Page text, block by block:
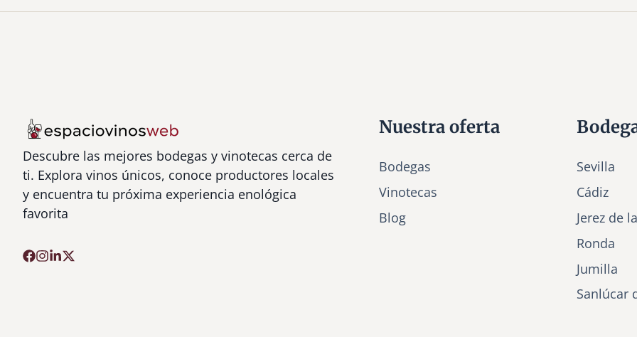
Descubre las mejores bodegas y vinotecas cerca de
ti. Explora vinos únicos, conoce productores locales
y encuentra tu próxima experiencia enológica
favorita
Nuestra oferta
Bodegas
Vinotecas
Blog
Sevilla
Cádiz
Jerez de
Ronda
Jumilla
Sanlúcar